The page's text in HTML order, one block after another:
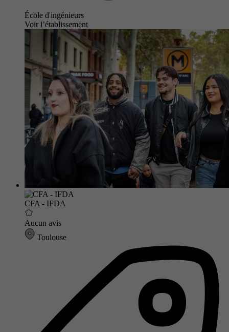
École d'ingénieurs
Voir l’établissement
CFA - IFDA
Aucun avis
Toulouse